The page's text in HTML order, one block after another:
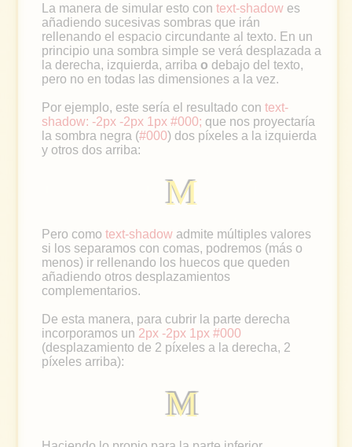
La manera de simular esto con text-shadow es
añadiendo sucesivas sombras que irán
rellenando el espacio circundante al texto. En un
principio una sombra simple se verá desplazada a
la derecha, izquierda, arriba o debajo del texto,
pero no en todas las dimensiones a la vez.
Por ejemplo, este sería el resultado con text-
shadow: -2px -2px 1px #000; que nos proyectaría
la sombra negra (#000) dos píxeles a la izquierda
y otros dos arriba:
M
Pero como text-shadow admite múltiples valores
si los separamos con comas, podremos (más o
menos) ir rellenando los huecos que queden
añadiendo otros desplazamientos
complementarios.
De esta manera, para cubrir la parte derecha
incorporamos un 2px -2px 1px #000
(desplazamiento de 2 píxeles a la derecha, 2
píxeles arriba):
M